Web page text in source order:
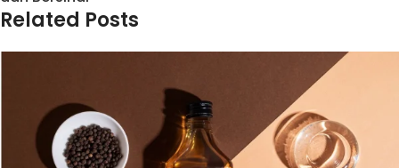
Related Posts